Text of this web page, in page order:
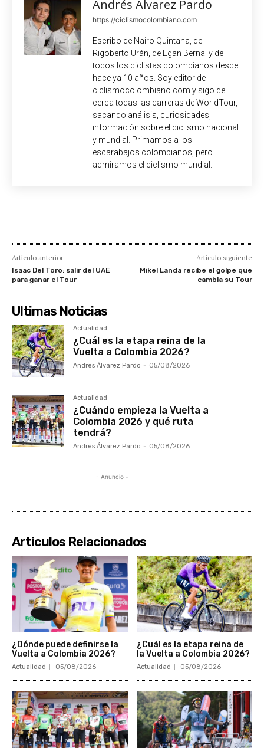
Andrés Álvarez Pardo
https://ciclismocolombiano.com
Escribo de Nairo Quintana, de
Rigoberto Urán, de Egan Bernal y de
todos los ciclistas colombianos desde
hace ya 10 años. Soy editor de
ciclismocolombiano.com y sigo de
cerca todas las carreras de WorldTour,
sacando análisis, curiosidades,
información sobre el ciclismo nacional
y mundial. Primamos a los
escarabajos colombianos, pero
admiramos el ciclismo mundial.
Artículo anterior
Isaac Del Toro: salir del UAE
para ganar el Tour
Artículo siguiente
Mikel Landa recibe el golpe que
cambia su Tour
Ultimas Noticias
Actualidad
¿Cuál es la etapa reina de la
Vuelta a Colombia 2026?
Andrés Álvarez Pardo - 05/08/2026
Actualidad
¿Cuándo empieza la Vuelta a
Colombia 2026 y qué ruta
tendrá?
Andrés Álvarez Pardo - 05/08/2026
- Anuncio -
Articulos Relacionados
¿Dónde puede definirse la
Vuelta a Colombia 2026?
Actualidad 05/08/2026
¿Cuál es la etapa reina de
la Vuelta a Colombia 2026?
Actualidad 05/08/2026